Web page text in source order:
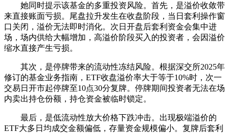
她同时提示该基金的多重投资风险。首先，是溢价收敛带
来直接账面亏损。尾盘拉升发生在收盘阶段，当日套利操作窗
口关闭，溢价无法即时消化。次日开盘后套利资金会集中进
场，场内供给大幅增加，高溢价阶段买入的投资者，会因溢价
缩水直接产生亏损。
其次，是停牌带来的流动性冻结风险。根据深交所2025年
修订的基金业务指南，ETF收盘溢价率大于等于10%时，次一
交易日开市起停牌至10点30分复牌。停牌期间投资者无法在场
内卖出持仓份额，持仓资金被临时锁定。
最后，是低流动性放大价格下跌冲击。出现极端溢价的
ETF大多日均成交金额偏低，存量资金规模偏小。复牌后套利